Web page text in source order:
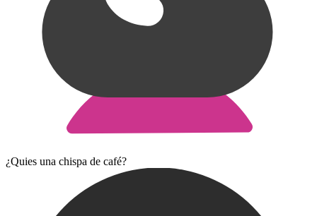
¿Quies una chispa de café?